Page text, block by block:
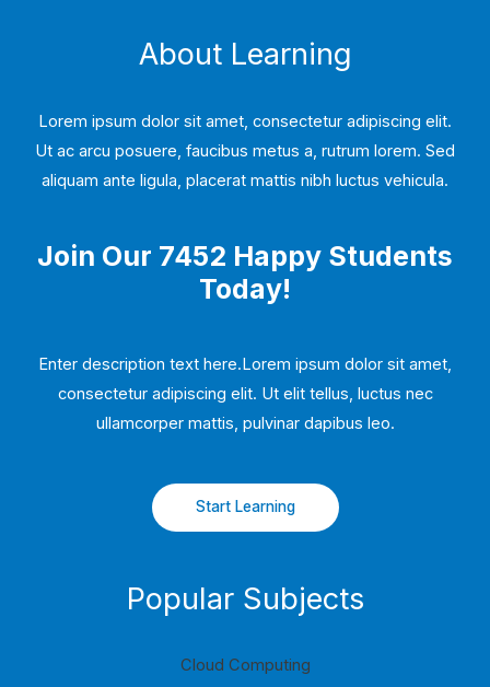
About Learning
Lorem ipsum dolor sit amet, consectetur adipiscing elit.
Ut ac arcu posuere, faucibus metus a, rutrum lorem. Sed
aliquam ante ligula, placerat mattis nibh luctus vehicula.
Join Our 7452 Happy Students​
Today!
Enter description text here.Lorem ipsum dolor sit amet,
consectetur adipiscing elit. Ut elit tellus, luctus nec
ullamcorper mattis, pulvinar dapibus leo.​
Start Learning
Popular Subjects
Cloud Computing